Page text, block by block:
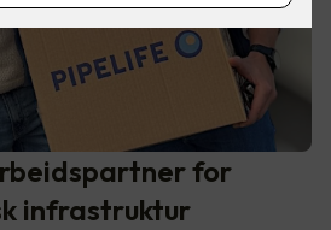
for
infrastruktur